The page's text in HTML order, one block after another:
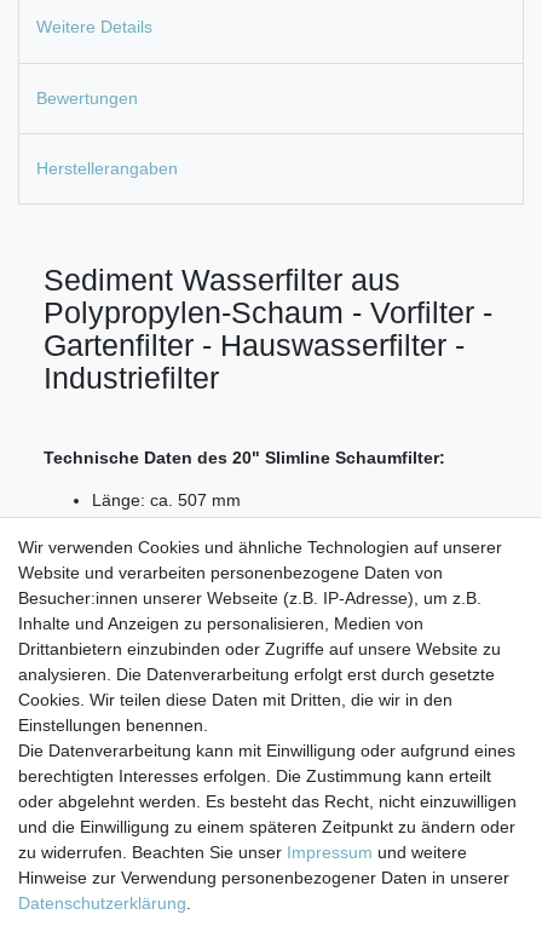
Weitere Details
Bewertungen
Herstellerangaben
Sediment Wasserfilter aus
Polypropylen-Schaum - Vorfilter -
Gartenfilter - Hauswasserfilter -
Industriefilter
Technische Daten des 20" Slimline Schaumfilter:
Länge: ca. 507 mm
Feinheit 5 (µm) Micron
Lieferumfang:
1x 20" Slimline Sedimentfilter Schaum 5 µm
Impressum Daten­schutz­erklärung AGB
Barrierefreiheitserklärung Widerrufs­recht
Wir verwenden Cookies und ähnliche Technologien auf unserer
Website und verarbeiten personenbezogene Daten von
Besucher:innen unserer Webseite (z.B. IP-Adresse), um z.B.
Inhalte und Anzeigen zu personalisieren, Medien von
Drittanbietern einzubinden oder Zugriffe auf unsere Website zu
analysieren. Die Datenverarbeitung erfolgt erst durch gesetzte
Cookies. Wir teilen diese Daten mit Dritten, die wir in den
Einstellungen benennen.
Die Datenverarbeitung kann mit Einwilligung oder aufgrund eines
berechtigten Interesses erfolgen. Die Zustimmung kann erteilt
oder abgelehnt werden. Es besteht das Recht, nicht einzuwilligen
und die Einwilligung zu einem späteren Zeitpunkt zu ändern oder
zu widerrufen. Beachten Sie unser Impressum und weitere
Hinweise zur Verwendung personenbezogener Daten in unserer
Daten­schutz­erklärung